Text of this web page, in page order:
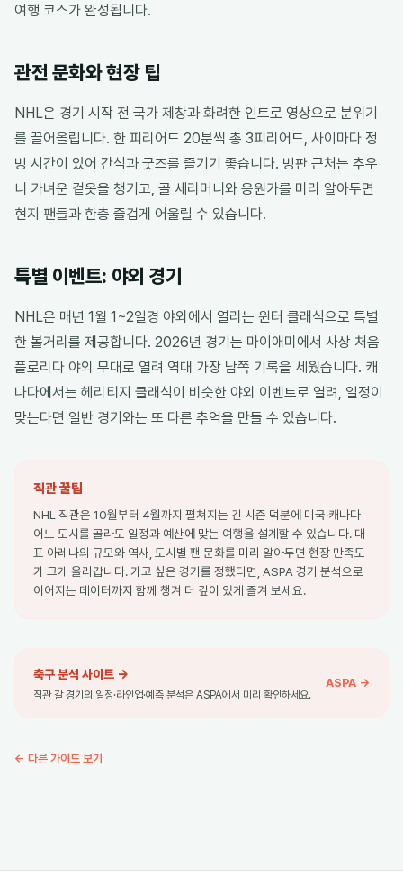
여행 코스가 완성됩니다.
관전 문화와 현장 팁
NHL은 경기 시작 전 국가 제창과 화려한 인트로 영상으로 분위기
를 끌어올립니다. 한 피리어드 20분씩 총 3피리어드, 사이마다 정
빙 시간이 있어 간식과 굿즈를 즐기기 좋습니다. 빙판 근처는 추우
니 가벼운 겉옷을 챙기고, 골 세리머니와 응원가를 미리 알아두면
현지 팬들과 한층 즐겁게 어울릴 수 있습니다.
특별 이벤트: 야외 경기
NHL은 매년 1월 1~2일경 야외에서 열리는 윈터 클래식으로 특별
한 볼거리를 제공합니다. 2026년 경기는 마이애미에서 사상 처음
플로리다 야외 무대로 열려 역대 가장 남쪽 기록을 세웠습니다. 캐
나다에서는 헤리티지 클래식이 비슷한 야외 이벤트로 열려, 일정이
맞는다면 일반 경기와는 또 다른 추억을 만들 수 있습니다.
직관 꿀팁
NHL 직관은 10월부터 4월까지 펼쳐지는 긴 시즌 덕분에 미국·캐나다
어느 도시를 골라도 일정과 예산에 맞는 여행을 설계할 수 있습니다. 대
표 아레나의 규모와 역사, 도시별 팬 문화를 미리 알아두면 현장 만족도
가 크게 올라갑니다. 가고 싶은 경기를 정했다면, ASPA 경기 분석으로
이어지는 데이터까지 함께 챙겨 더 깊이 있게 즐겨 보세요.
축구 분석 사이트 →
직관 갈 경기의 일정·라인업·예측 분석은 ASPA에서 미리 확인하세요.
ASPA →
← 다른 가이드 보기